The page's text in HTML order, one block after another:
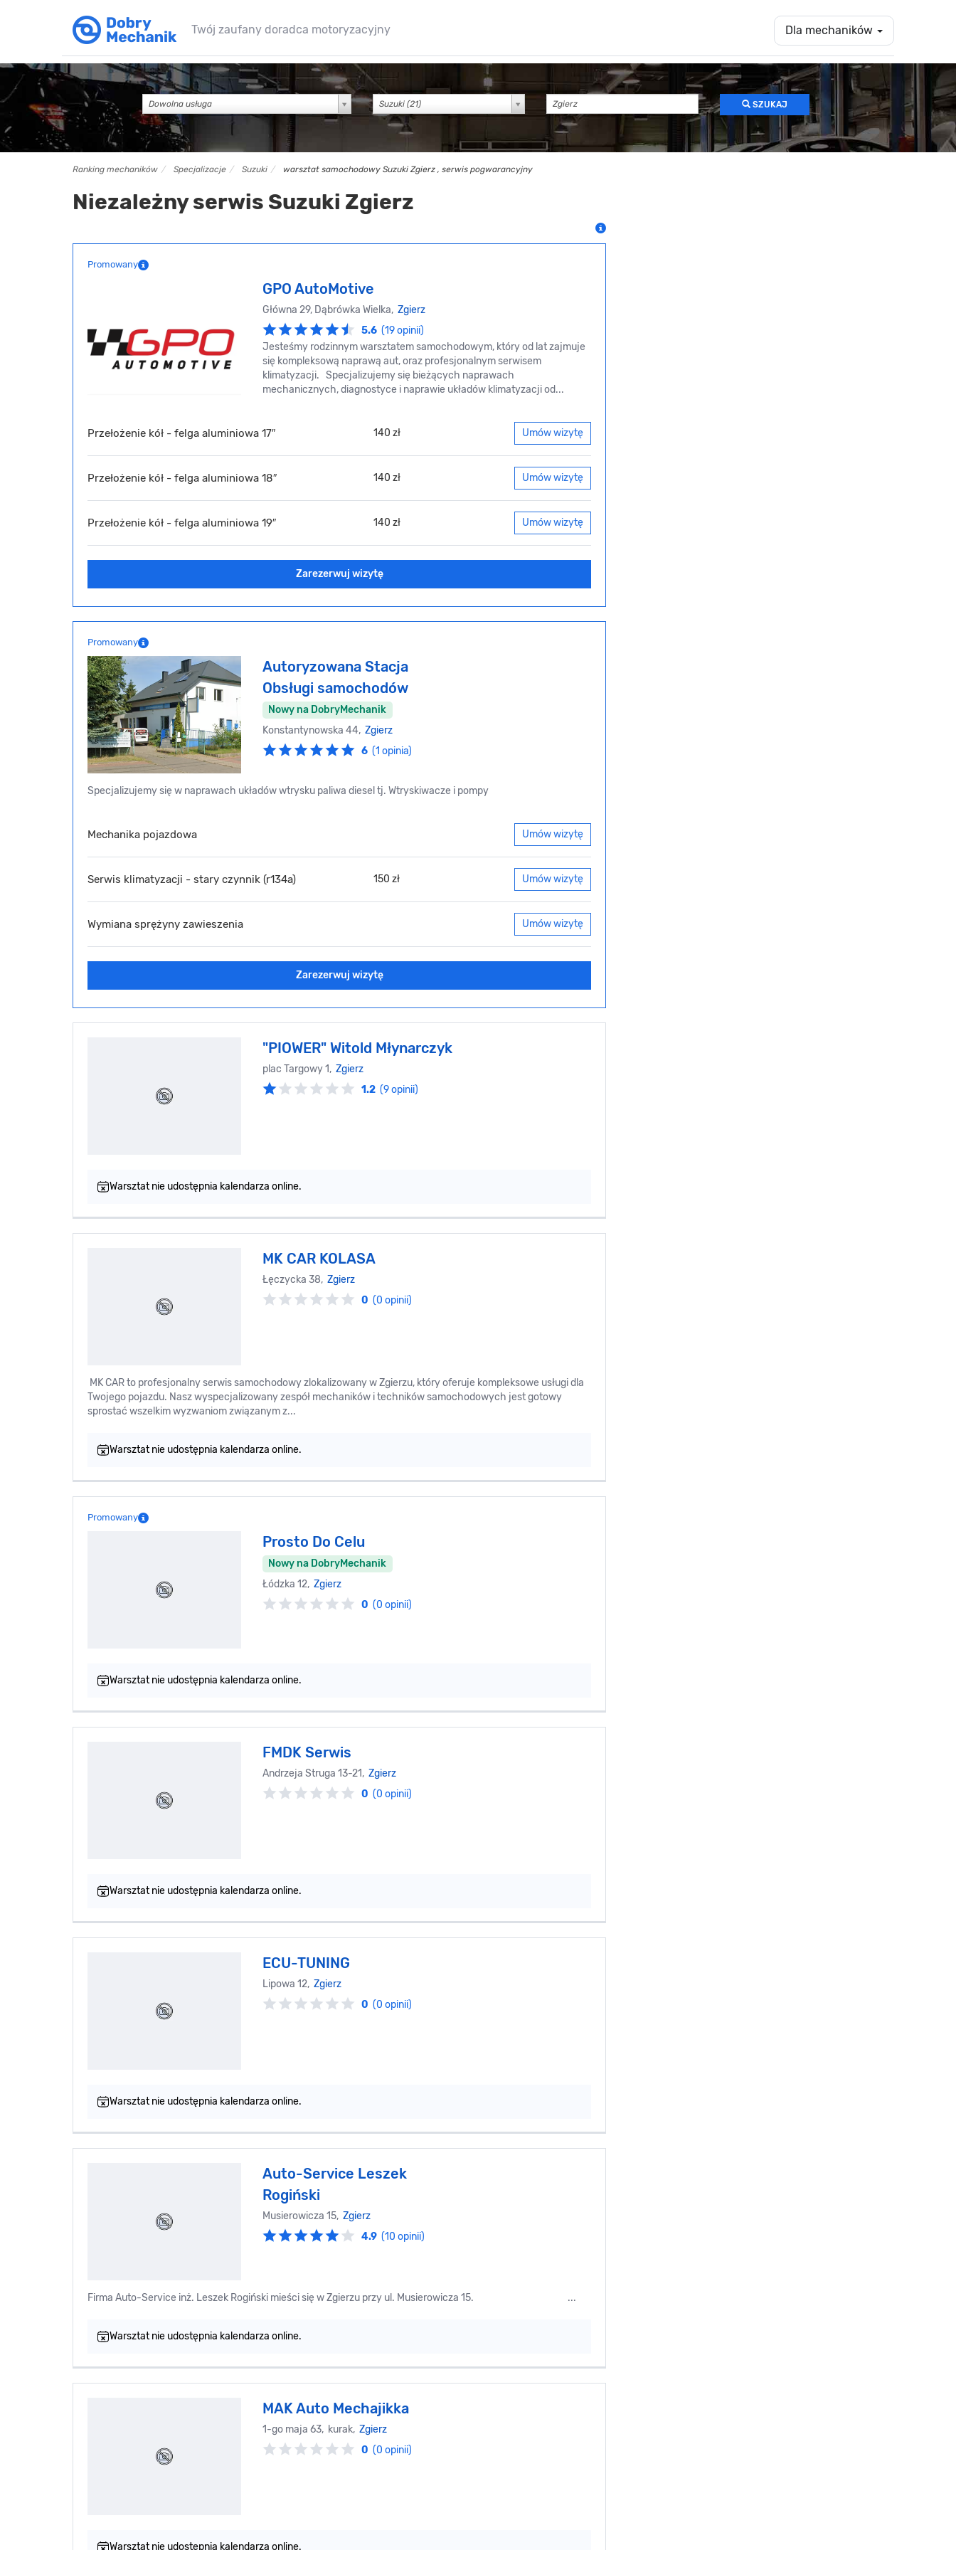
Twój zaufany doradca motoryzacyjny Dla mechaników
Dowolna usługa Suzuki (21) SZUKAJ
Ranking mechaników Specjalizacje Suzuki warsztat samochodowy Suzuki Zgierz , serwis pogwarancyjny
Niezależny serwis Suzuki Zgierz
Promowany
GPO AutoMotive
Główna 29, Dąbrówka Wielka, Zgierz
5.6 (19 opinii)
Jesteśmy rodzinnym warsztatem samochodowym, który od lat zajmuje
się kompleksową naprawą aut, oraz profesjonalnym serwisem
klimatyzacji. Specjalizujemy się bieżących naprawach
mechanicznych, diagnostyce i naprawie układów klimatyzacji od...
Przełożenie kół - felga aluminiowa 17″ 140 zł Umów wizytę
Przełożenie kół - felga aluminiowa 18″ 140 zł Umów wizytę
Przełożenie kół - felga aluminiowa 19″ 140 zł Umów wizytę
Zarezerwuj wizytę
Promowany
Autoryzowana Stacja
Obsługi samochodów
Nowy na DobryMechanik
Konstantynowska 44, Zgierz
6 (1 opinia)
Specjalizujemy się w naprawach układów wtrysku paliwa diesel tj. Wtryskiwacze i pompy
Mechanika pojazdowa Umów wizytę
Serwis klimatyzacji - stary czynnik (r134a) 150 zł Umów wizytę
Wymiana sprężyny zawieszenia Umów wizytę
Zarezerwuj wizytę
"PIOWER" Witold Młynarczyk
plac Targowy 1, Zgierz
1.2 (9 opinii)
Warsztat nie udostępnia kalendarza online.
MK CAR KOLASA
Łęczycka 38, Zgierz
0 (0 opinii)
MK CAR to profesjonalny serwis samochodowy zlokalizowany w Zgierzu, który oferuje kompleksowe usługi dla
Twojego pojazdu. Nasz wyspecjalizowany zespół mechaników i techników samochodowych jest gotowy
sprostać wszelkim wyzwaniom związanym z...
Warsztat nie udostępnia kalendarza online.
Promowany
Prosto Do Celu
Nowy na DobryMechanik
Łódzka 12, Zgierz
0 (0 opinii)
Warsztat nie udostępnia kalendarza online.
FMDK Serwis
Andrzeja Struga 13-21, Zgierz
0 (0 opinii)
Warsztat nie udostępnia kalendarza online.
ECU-TUNING
Lipowa 12, Zgierz
0 (0 opinii)
Warsztat nie udostępnia kalendarza online.
Auto-Service Leszek
Rogiński
Musierowicza 15, Zgierz
4.9 (10 opinii)
Firma Auto-Service inż. Leszek Rogiński mieści się w Zgierzu przy ul. Musierowicza 15. ...
Warsztat nie udostępnia kalendarza online.
MAK Auto Mechajikka
1-go maja 63, kurak, Zgierz
0 (0 opinii)
Warsztat nie udostępnia kalendarza online.